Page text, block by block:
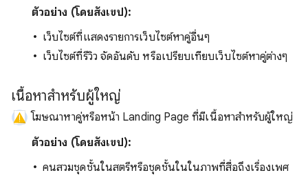
ตัวอย่าง (โดยสังเขป):
เว็บไซต์ที่แสดงรายการเว็บไซต์หาคู่อื่นๆ
เว็บไซต์ที่รีวิว จัดอันดับ หรือเปรียบเทียบเว็บไซต์หาคู่ต่างๆ
เนื้อหาสำหรับผู้ใหญ่
โฆษณาหาคู่หรือหน้า Landing Page ที่มีเนื้อหาสำหรับผู้ใหญ่
ตัวอย่าง (โดยสังเขป):
คนสวมชุดชั้นในสตรีหรือชุดชั้นในในภาพที่สื่อถึงเรื่องเพศ